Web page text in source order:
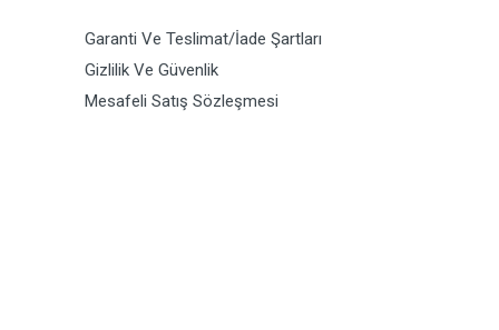
Garanti Ve Teslimat/İade Şartları
Gizlilik Ve Güvenlik
Mesafeli Satış Sözleşmesi